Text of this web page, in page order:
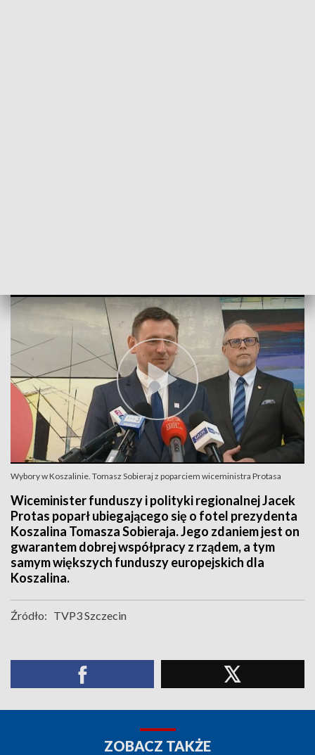
Wybory w Koszalinie. Tomasz Sobieraj z poparciem wiceministra Protasa
Wiceminister funduszy i polityki regionalnej Jacek
Protas poparł ubiegającego się o fotel prezydenta
Koszalina Tomasza Sobieraja. Jego zdaniem jest on
gwarantem dobrej współpracy z rządem, a tym
samym większych funduszy europejskich dla
Koszalina.
Źródło: TVP3 Szczecin
ZOBACZ TAKŻE